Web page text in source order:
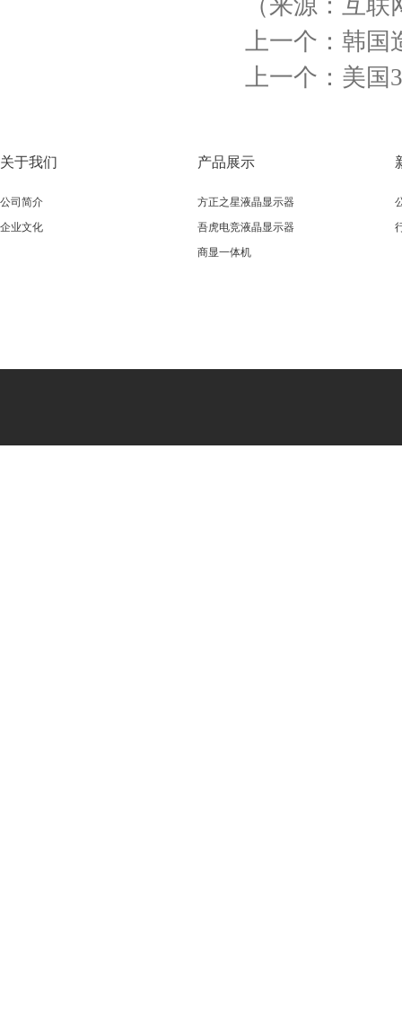
（来源：互联
上一个： 韩国
上一个： 美国
关于我们
公司简介
企业文化
产品展示
方正之星液晶显示器
吾虎电竞液晶显示器
商显一体机